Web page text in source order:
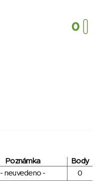
Poznámka
Body
- neuvedeno -
0